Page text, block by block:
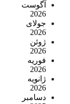
آگوست
2026
جولای
2026
ژوئن
2026
فوریه
2026
ژانویه
2026
دسامبر